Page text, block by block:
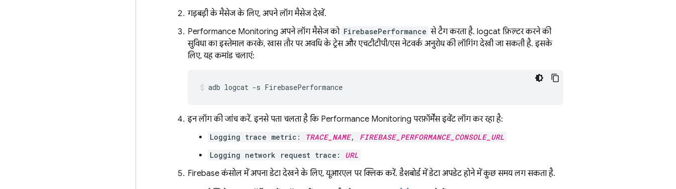
गड़बड़ी के मैसेज के लिए, अपने लॉग मैसेज देखें.
Performance Monitoring अपने लॉग मैसेज को FirebasePerformance से टैग करता है. logcat फ़िल्टर करने की
सुविधा का इस्तेमाल करके, खास तौर पर अवधि के ट्रेस और एचटीटीपी/एस नेटवर्क अनुरोध की लॉगिंग देखी जा सकती है. इसके
लिए, यह कमांड चलाएं:
adb logcat -s FirebasePerformance
इन लॉग की जांच करें. इनसे पता चलता है कि Performance Monitoring परफ़ॉर्मेंस इवेंट लॉग कर रहा है:
Logging trace metric: TRACE_NAME, FIREBASE_PERFORMANCE_CONSOLE_URL
Logging network request trace: URL
Firebase कंसोल में अपना डेटा देखने के लिए, यूआरएल पर क्लिक करें. डैशबोर्ड में डेटा अपडेट होने में कुछ समय लग सकता है.